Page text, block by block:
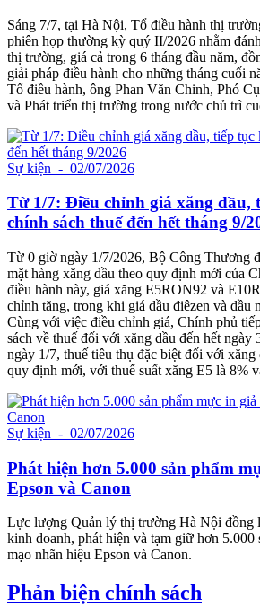
Sáng 7/7, tại Hà Nội, Tổ điều hành thị
phiên họp thường kỳ quý II/2026 nhằm
thị trường, giá cả trong 6 tháng đầu năm,
giải pháp điều hành cho những tháng cuối
Tổ điều hành, ông Phan Văn Chinh, Phó
và Phát triển thị trường trong nước chủ trì
Sự kiện - 02/07/2026
Từ 1/7: Điều chỉnh giá xăng dầu,
chính sách thuế đến hết tháng 9/
Từ 0 giờ ngày 1/7/2026, Bộ Công Thương
mặt hàng xăng dầu theo quy định mới của
điều hành này, giá xăng E5RON92 và
chỉnh tăng, trong khi giá dầu điêzen và dầu
Cùng với việc điều chỉnh giá, Chính phủ
sách về thuế đối với xăng dầu đến hết
ngày 1/7, thuế tiêu thụ đặc biệt đối với
quy định mới, với thuế suất xăng E5 là 8%
Sự kiện - 02/07/2026
Phát hiện hơn 5.000 sản phẩm
Epson và Canon
Lực lượng Quản lý thị trường Hà Nội đồng
kinh doanh, phát hiện và tạm giữ hơn 5.000
mạo nhãn hiệu Epson và Canon.
Phản biện chính sách